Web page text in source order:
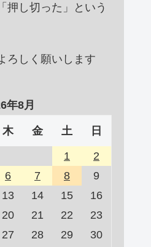
押し切った」という
ろしく願いします
年8月
木 金 土 日
1
2
6 7 8
9
13 14 15
16
20 21 22
23
27 28 29
30